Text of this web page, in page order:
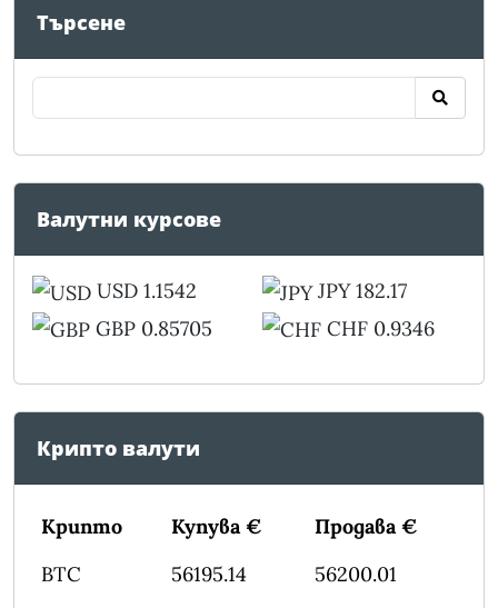
Търсене
Валутни курсове
USD 1.1542
GBP 0.85705
JPY 182.17
CHF 0.9346
Крипто валути
Крипто Купува €
Продава €
BTC
56195.14
56200.01